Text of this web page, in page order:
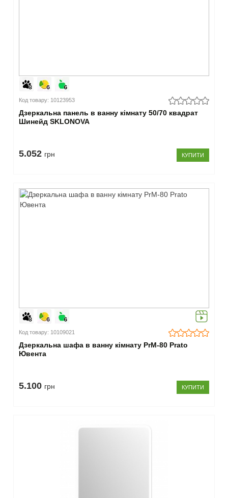
Код товару: 10123953
Дзеркальна панель в ванну кімнату 50/70 квадрат
Шинейд SKLONOVA
5.052 грн КУПИТИ
Код товару: 10109021
Дзеркальна шафа в ванну кімнату PrМ-80 Prato
Ювента
5.100 грн КУПИТИ